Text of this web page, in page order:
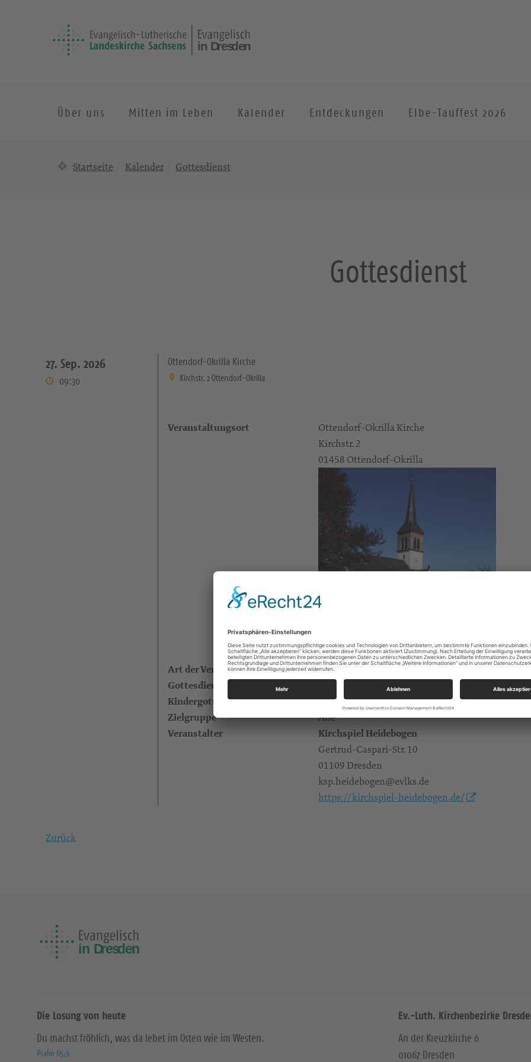
Über uns Mitten im Leben Kalender Entdeckungen Elbe-Tauffest 2026
Startseite Kalender Gottesdienst
Gottesdienst
27. Sep. 2026
09:30
Ottendorf-Okrilla Kirche
Kirchstr. 2 Ottendorf-Okrilla
Veranstaltungsort
Ottendorf-Okrilla Kirche
Kirchstr. 2
01458 Ottendorf-Okrilla
Art der Veranstaltung Gottesdienste
Gottesdienstleitende Pfarrerin Angelika Lentz
Kindergottesdienst mit Kindergottesdienst
Zielgruppe Alle
Veranstalter Kirchspiel Heidebogen
Gertrud-Caspari-Str. 10
01109 Dresden
ksp.heidebogen@evlks.de
https://kirchspiel-heidebogen.de/
Zurück
Die Losung von heute
Du machst fröhlich, was da lebet im Osten wie im Westen.
Psalm 65,9
Ev.-Luth. Kirchenbezirke
An der Kreuzkirche 6
01067 Dresden